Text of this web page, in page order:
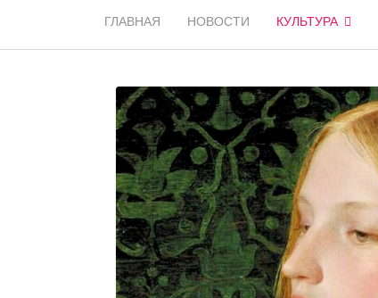
ГЛАВНАЯ НОВОСТИ КУЛЬТУРА